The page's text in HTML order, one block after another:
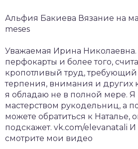
Альфия Бакиева Вязание на
meses
Уважаемая Ирина Николаевна.
перфокарты и более того,
кропотливый труд, требующий
терпения, внимания и других
я обладаю не в полной мере.
мастерством рукодельниц, а
можете обратиться к Наталье,
подскажет. vk.com/elevanatali И
смотрите мои видео